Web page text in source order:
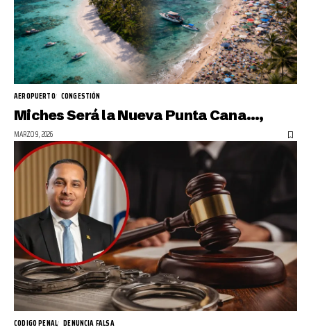
AEROPUERTO CONGESTIÓN
Miches Será la Nueva Punta Cana…,
MARZO 9, 2026
CODIGO PENAL DENUNCIA FALSA